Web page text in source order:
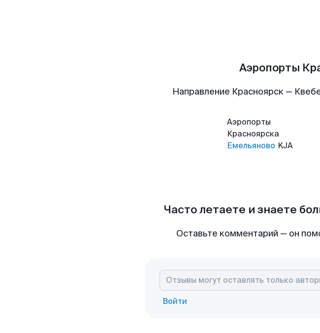
Аэропорты
Направление Красноярск —
Аэропорты
Красноярска
Емельяново KJA
Часто летаете и знаете
Оставьте комментарий — он
Войти